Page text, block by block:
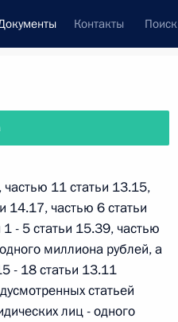
Контакты Поиск
11 статьи 13.15,
14.17, частью 6 статьи
- 5 статьи 15.39, частью
миллиона рублей, а
- 18 статьи 13.11
статьей
лиц - одного